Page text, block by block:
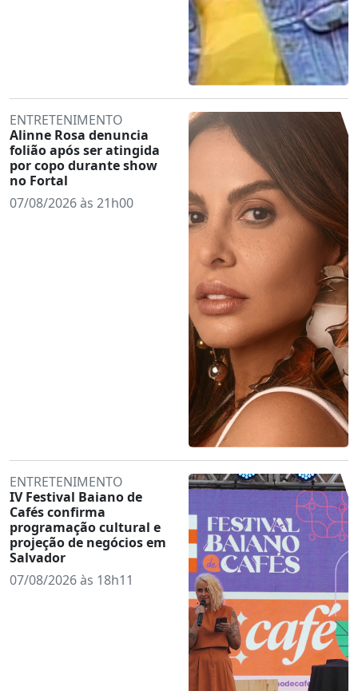
ENTRETENIMENTO
Alinne Rosa denuncia
folião após ser atingida
por copo durante show
no Fortal
07/08/2026 às 21h00
ENTRETENIMENTO
IV Festival Baiano de
Cafés confirma
programação cultural e
projeção de negócios em
Salvador
07/08/2026 às 18h11